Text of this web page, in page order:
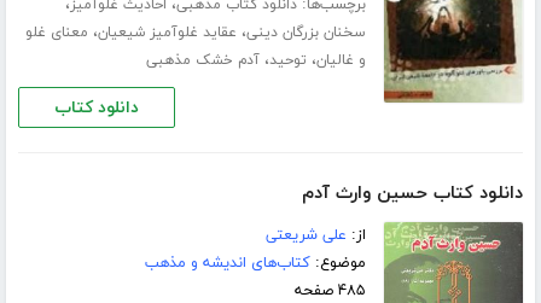
برچسب‌ها:دانلود کتاب مذهبی، احادیث غلوآمیز،
سخنان بزرگان دینی، عقاید غلوآمیز شیعیان، معنای غلو
و غالیان، توحید،آدم خشک مذهبی
دانلود کتاب
دانلود کتاب حسین وارث آدم
از: علی شریعتی
موضوع:کتاب‌های اندیشه و مذهب
۴۸۵ صفحه